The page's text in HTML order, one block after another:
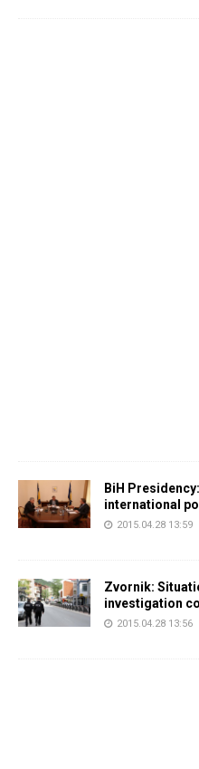
BiH
international
2015.04.28 13:59
Zvornik:
investigation
2015.04.28 13:56